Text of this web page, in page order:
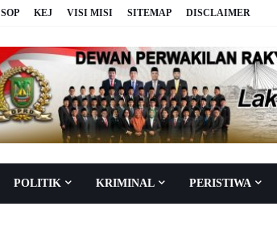
SOP KEJ VISI MISI SITEMAP DISCLAIMER
POLITIK KRIMINAL PERISTIWA